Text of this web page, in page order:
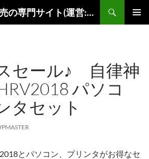
自律神経測定器販売の専門サイト(運営:陽春堂)
セール♪ 自律神
パソコ
タセット
とパソコン、プリンタがお得なセ